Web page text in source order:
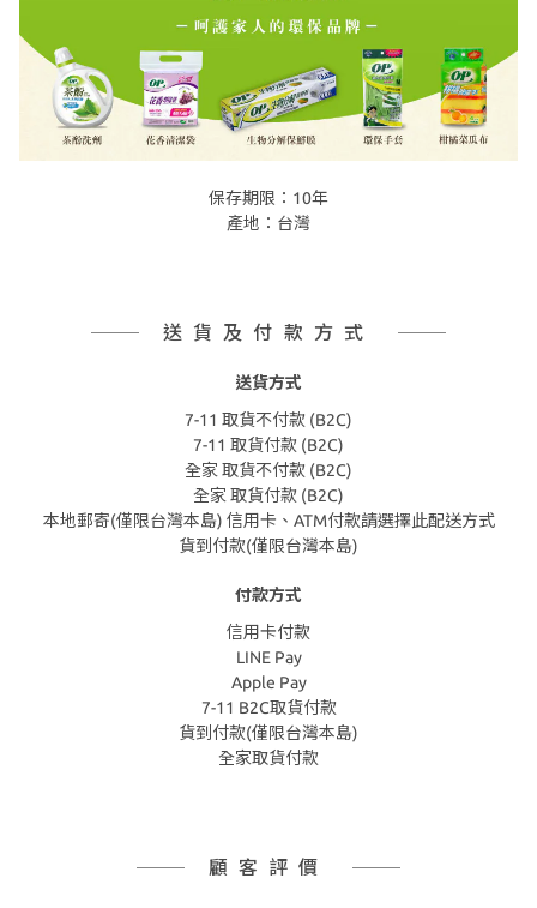
保存期限：10年
產地：台灣
送貨及付款方式
送貨方式
7-11 取貨不付款 (B2C)
7-11 取貨付款 (B2C)
全家 取貨不付款 (B2C)
全家 取貨付款 (B2C)
本地郵寄(僅限台灣本島) 信用卡、ATM付款請選擇此配送方式
貨到付款(僅限台灣本島)
付款方式
信用卡付款
LINE Pay
Apple Pay
7-11 B2C取貨付款
貨到付款(僅限台灣本島)
全家取貨付款
顧客評價